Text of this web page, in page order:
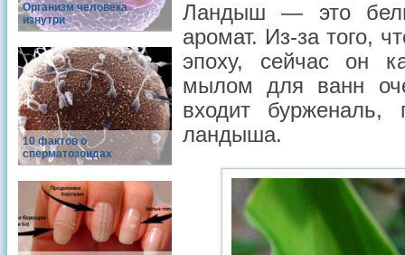
Организм человека
изнутри
10 фактов о
сперматозоидах
Ландыш — это
аромат. Из-за того,
эпоху, сейчас он
мылом для ванн
входит бурженаль,
ландыша.